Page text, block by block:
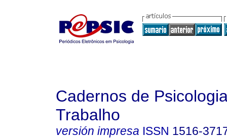
Cadernos de
Trabalho
versión impresa ISSN 1516-